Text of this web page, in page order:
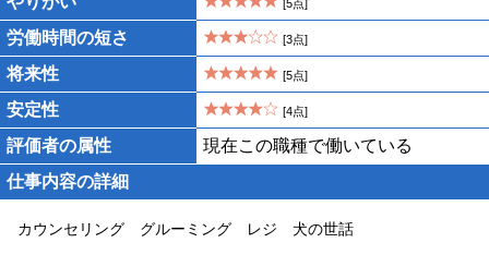
[5点]
労働時間の短さ [3点]
将来性 [5点]
安定性 [4点]
評価者の属性
現在この職種で働いている
仕事内容の詳細
カウンセリング グルーミング レジ 犬の世話